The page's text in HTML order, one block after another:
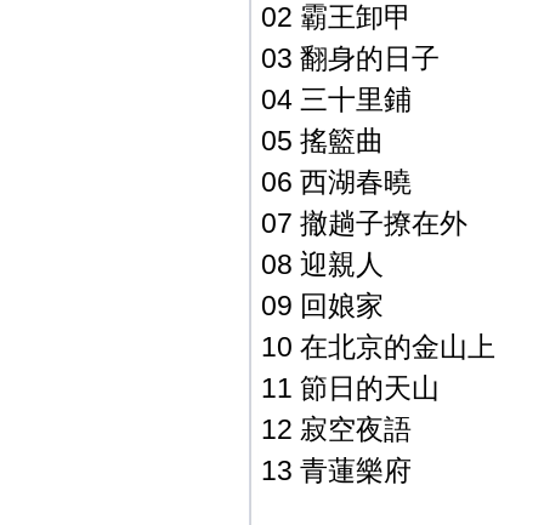
02 霸王卸甲
03 翻身的日子
04 三十里鋪
05 搖籃曲
06 西湖春曉
07 撤趟子撩在外
08 迎親人
09 回娘家
10 在北京的金山上
11 節日的天山
12 寂空夜語
13 青蓮樂府